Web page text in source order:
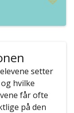
setter
hvilke
får ofte
på den